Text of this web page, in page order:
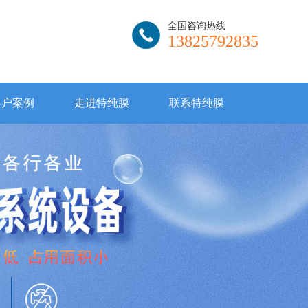
全国咨询热线
13825792835
案例 走进特纯膜 联系特纯膜